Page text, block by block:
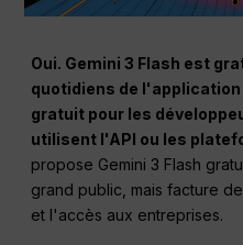
Oui. Gemini 3 Flash est
quotidiens de
gratuit pour les
utilisent l'API ou les
propose Gemini 3 Flash
grand public, mais facture
et l'accès aux entreprises.